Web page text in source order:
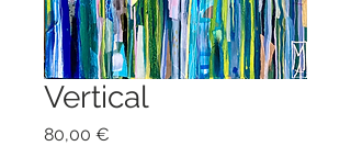
Vertical
80,00 €